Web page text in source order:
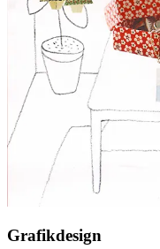
Grafikdesign